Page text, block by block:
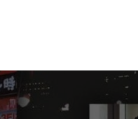
Embrasé Amis